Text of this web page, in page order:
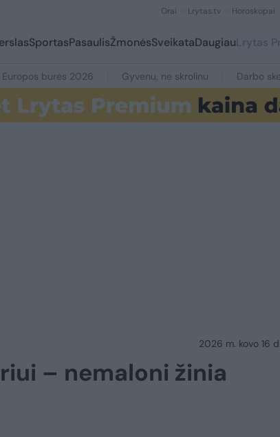
Orai Lrytas.tv Horoskopai
SportasPasaulisŽmonėsSveikataDaugiauLrytas
Europos burės 2026 Gyvenu, ne skrolinu Darbo
2026 m. kovo 16
– nemaloni žinia